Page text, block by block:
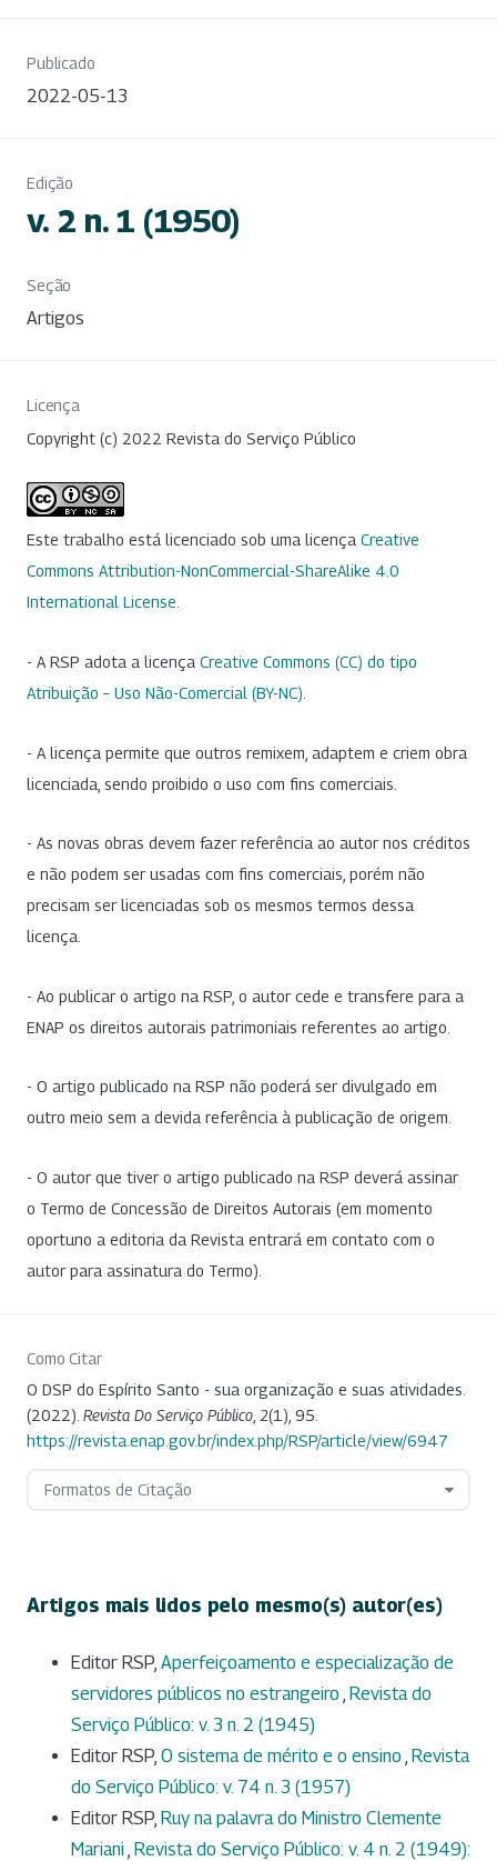
Publicado
2022-05-13
Edição
v. 2 n. 1 (1950)
Seção
Artigos
Licença
Copyright (c) 2022 Revista do Serviço Público
Este trabalho está licenciado sob uma licença Creative
Commons Attribution-NonCommercial-ShareAlike 4.0
International License
- A RSP adota a licença Creative Commons (CC) do tipo
Atribuição – Uso Não-Comercial (BY-NC)
- A licença permite que outros remixem, adaptem e criem obra
licenciada, sendo proibido o uso com fins comerciais.
- As novas obras devem fazer referência ao autor nos créditos
e não podem ser usadas com fins comerciais, porém não
precisam ser licenciadas sob os mesmos termos dessa
licença.
- Ao publicar o artigo na RSP, o autor cede e transfere para a
ENAP os direitos autorais patrimoniais referentes ao artigo.
- O artigo publicado na RSP não poderá ser divulgado em
outro meio sem a devida referência à publicação de origem.
- O autor que tiver o artigo publicado na RSP deverá assinar
o Termo de Concessão de Direitos Autorais (em momento
oportuno a editoria da Revista entrará em contato com o
autor para assinatura do Termo).
Como Citar
O DSP do Espírito Santo - sua organização e suas atividades.
(2022). Revista Do Serviço Público 2(1), 95.
https://revista.enap.gov.br/index.php/RSP/article/view/6947
Formatos de Citação
Artigos mais lidos pelo mesmo(s) autor(es)
Editor RSP, Aperfeiçoamento e especialização de
servidores públicos no estrangeiro Revista do
Serviço Público: v. 3 n. 2 (1945)
Editor RSP, O sistema de mérito e o ensino Revista
do Serviço Público: v. 74 n. 3 (1957)
Editor RSP, Ruy na palavra do Ministro Clemente
Mariani Revista do Serviço Público: v. 4 n. 2 (1949):